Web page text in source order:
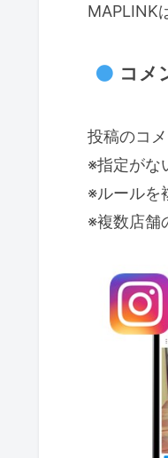
MAPLINK
コメ
投稿のコ
※指定がな
※ルールを
※複数店舗